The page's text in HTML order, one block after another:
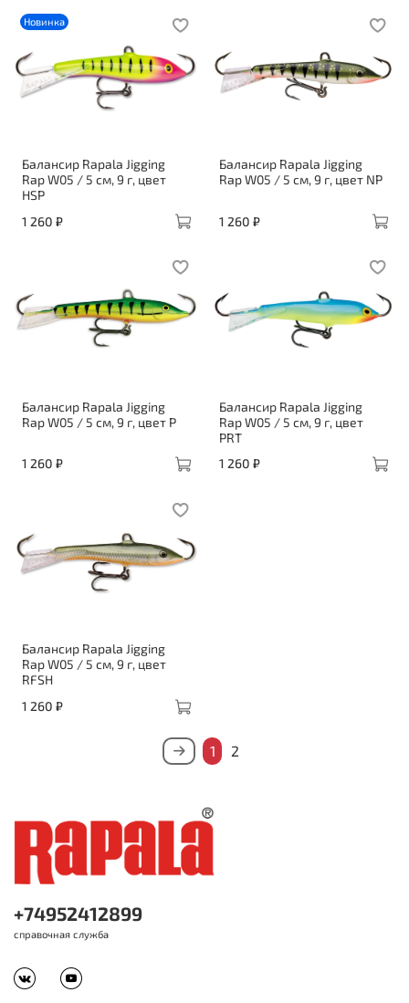
Новинка
Балансир Rapala Jigging
Rap W05 / 5 см, 9 г, цвет
HSP
1 260 ₽
Балансир Rapala Jigging
Rap W05 / 5 см, 9 г, цвет NP
1 260 ₽
Балансир Rapala Jigging
Rap W05 / 5 см, 9 г, цвет P
1 260 ₽
Балансир Rapala Jigging
Rap W05 / 5 см, 9 г, цвет
PRT
1 260 ₽
Балансир Rapala Jigging
Rap W05 / 5 см, 9 г, цвет
RFSH
1 260 ₽
1 2
+74952412899
справочная служба